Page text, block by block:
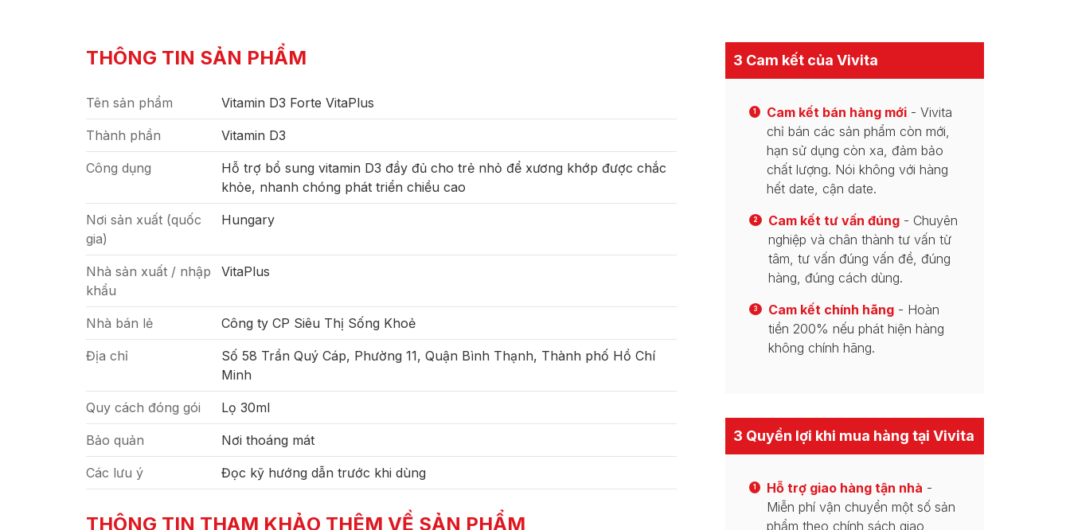
THÔNG TIN SẢN PHẨM
Tên sản phẩm Vitamin D3 Forte VitaPlus
Thành phần Vitamin D3
Công dụng
Hỗ trợ bổ sung vitamin D3 đầy đủ cho trẻ nhỏ để xương khớp được chắc
khỏe, nhanh chóng phát triển chiều cao
Nơi sản xuất (quốc
gia)
Hungary
Nhà sản xuất / nhập
khẩu
VitaPlus
Nhà bán lẻ Công ty CP Siêu Thị Sống Khoẻ
Địa chỉ
Số 58 Trần Quý Cáp, Phường 11, Quận Bình Thạnh, Thành phố Hồ Chí
Minh
Quy cách đóng gói Lọ 30ml
Bảo quản Nơi thoáng mát
Các lưu ý Đọc kỹ hướng dẫn trước khi dùng
THÔNG TIN THAM KHẢO THÊM VỀ SẢN PHẨM
3 Cam kết của Vivita
1 Cam kết bán hàng mới - Vivita
chỉ bán các sản phẩm còn mới,
hạn sử dụng còn xa, đảm bảo
chất lượng. Nói không với hàng
hết date, cận date.
2 Cam kết tư vấn đúng - Chuyên
nghiệp và chân thành tư vấn từ
tâm, tư vấn đúng vấn đề, đúng
hàng, đúng cách dùng.
3 Cam kết chính hãng - Hoàn
tiền 200% nếu phát hiện hàng
không chính hãng.
3 Quyền lợi khi mua hàng tại Vivita
1 Hỗ trợ giao hàng tận nhà -
Miễn phí vận chuyển một số sản
phẩm theo chính sách giao